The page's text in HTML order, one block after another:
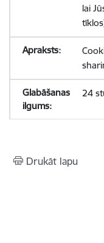
lai
24
Drukāt lapu